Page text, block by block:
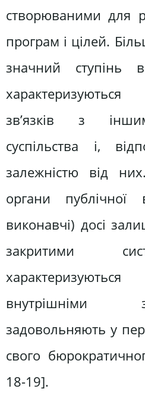
створюваними для
програм і цілей.
значний ступінь
зв’язків з
суспільства і,
залежністю від
органи публічної
виконавчі) досі
закритими
внутрішніми
задовольняють у
свого
18-19].